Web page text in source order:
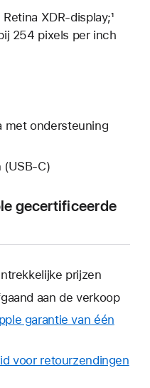
XDR-display;¹
254 pixels per inch
met ondersteuning
gecertificeerde
prijzen
aan de verkoop
garantie van één
voor retourzendingen